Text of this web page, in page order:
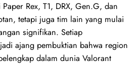
Rex, T1, DRX, Gen.G, dan
tetapi juga tim lain yang mulai
signifikan. Setiap
ajang pembuktian bahwa region
dalam dunia Valorant